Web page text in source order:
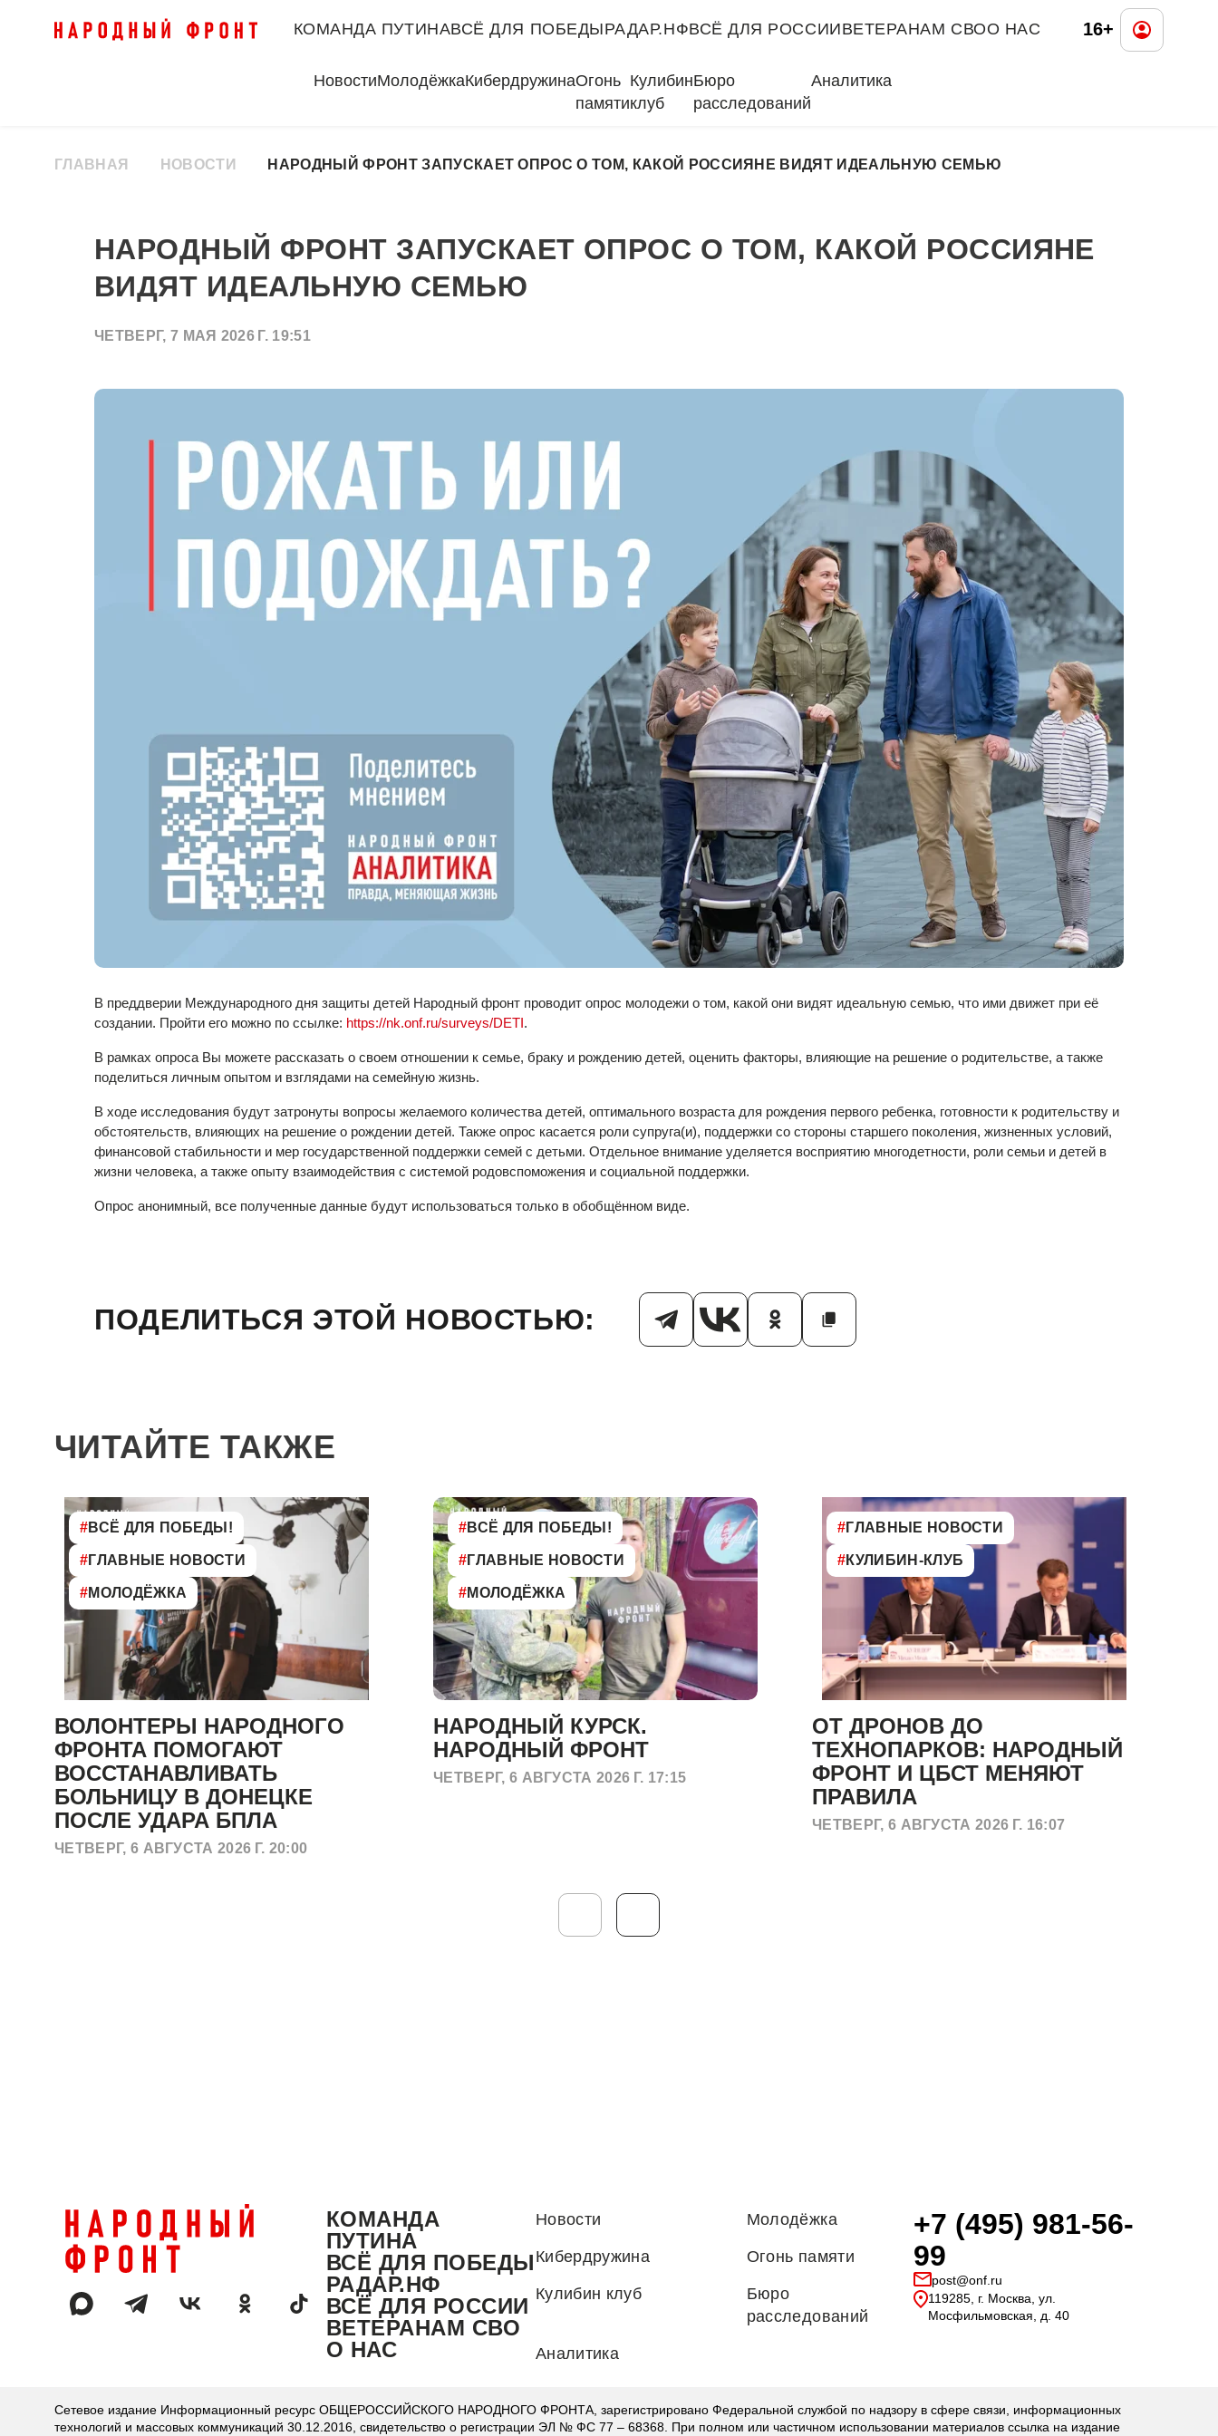
КОМАНДА ПУТИНАВСЁ ДЛЯ ПОБЕДЫРАДАР.НФВСЁ ДЛЯ РОССИИВЕТЕРАНАМ СВОО НАС 16+
НовостиМолодёжкаКибердружинаОгонь
памяти
Кулибин
клуб
Бюро
расследований
Аналитика
ГЛАВНАЯ НОВОСТИ НАРОДНЫЙ ФРОНТ ЗАПУСКАЕТ ОПРОС О ТОМ, КАКОЙ РОССИЯНЕ ВИДЯТ ИДЕАЛЬНУЮ СЕМЬЮ
НАРОДНЫЙ ФРОНТ ЗАПУСКАЕТ ОПРОС О ТОМ, КАКОЙ РОССИЯНЕ
ВИДЯТ ИДЕАЛЬНУЮ СЕМЬЮ
ЧЕТВЕРГ, 7 МАЯ 2026 Г. 19:51
В преддверии Международного дня защиты детей Народный фронт проводит опрос молодежи о том, какой они видят идеальную семью, что ими движет при её
создании. Пройти его можно по ссылке: https://nk.onf.ru/surveys/DETI.
В рамках опроса Вы можете рассказать о своем отношении к семье, браку и рождению детей, оценить факторы, влияющие на решение о родительстве, а также
поделиться личным опытом и взглядами на семейную жизнь.
В ходе исследования будут затронуты вопросы желаемого количества детей, оптимального возраста для рождения первого ребенка, готовности к родительству и
обстоятельств, влияющих на решение о рождении детей. Также опрос касается роли супруга(и), поддержки со стороны старшего поколения, жизненных условий,
финансовой стабильности и мер государственной поддержки семей с детьми. Отдельное внимание уделяется восприятию многодетности, роли семьи и детей в
жизни человека, а также опыту взаимодействия с системой родовспоможения и социальной поддержки.
Опрос анонимный, все полученные данные будут использоваться только в обобщённом виде.
ПОДЕЛИТЬСЯ ЭТОЙ НОВОСТЬЮ:
ЧИТАЙТЕ ТАКЖЕ
#ВСЁ ДЛЯ ПОБЕДЫ!
#ГЛАВНЫЕ НОВОСТИ
#МОЛОДЁЖКА
ВОЛОНТЕРЫ НАРОДНОГО
ФРОНТА ПОМОГАЮТ
ВОССТАНАВЛИВАТЬ
БОЛЬНИЦУ В ДОНЕЦКЕ
ПОСЛЕ УДАРА БПЛА
ЧЕТВЕРГ, 6 АВГУСТА 2026 Г. 20:00
#ВСЁ ДЛЯ ПОБЕДЫ!
#ГЛАВНЫЕ НОВОСТИ
#МОЛОДЁЖКА
НАРОДНЫЙ КУРСК.
НАРОДНЫЙ ФРОНТ
ЧЕТВЕРГ, 6 АВГУСТА 2026 Г. 17:15
#ГЛАВНЫЕ НОВОСТИ
#КУЛИБИН-КЛУБ
ОТ ДРОНОВ ДО
ТЕХНОПАРКОВ: НАРОДНЫЙ
ФРОНТ И ЦБСТ МЕНЯЮТ
ПРАВИЛА
ЧЕТВЕРГ, 6 АВГУСТА 2026 Г. 16:07
КОМАНДА
ПУТИНА
ВСЁ ДЛЯ ПОБЕДЫ
РАДАР.НФ
ВСЁ ДЛЯ РОССИИ
ВЕТЕРАНАМ СВО
О НАС
Новости Молодёжка
Кибердружина Огонь памяти
Кулибин клуб
Бюро
расследований
Аналитика
+7 (495) 981-56-
99
post@onf.ru
119285, г. Москва, ул.
Мосфильмовская, д. 40
Сетевое издание Информационный ресурс ОБЩЕРОССИЙСКОГО НАРОДНОГО ФРОНТА, зарегистрировано Федеральной службой по надзору в сфере связи, информационных
технологий и массовых коммуникаций 30.12.2016, свидетельство о регистрации ЭЛ № ФС 77 – 68368. При полном или частичном использовании материалов ссылка на издание